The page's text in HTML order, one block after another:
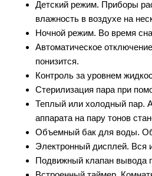
Детский режим. Приборы
влажность в воздухе на
Ночной режим. Во время
Автоматическое
понизится.
Контроль за уровнем
Стерилизация пара при
Теплый или холодный пар.
аппарата на пару тонов
Объемный бак для воды.
Электронный дисплей. Вся
Подвижный клапан вывода